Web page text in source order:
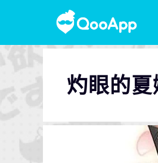
灼眼的夏